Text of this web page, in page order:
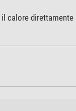
calore